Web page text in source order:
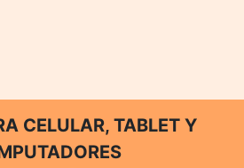
CELULAR, TABLET Y